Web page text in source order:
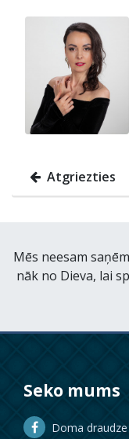
Atgriezties
Mēs neesam
nāk no Dieva, lai
Seko mums
Doma draudze